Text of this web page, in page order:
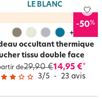
LE BLANC
-50%
+
occultant thermique
tissu double face
de29,90 €14,95 €*
3/5 - 23 avis